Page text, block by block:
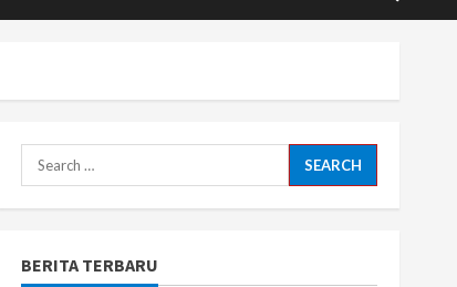
Search
for:
BERITA TERBARU